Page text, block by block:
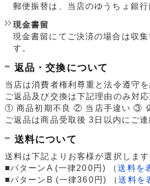
郵便振替は、当店のゆうちょ銀
現金書留
現金書留にてご決済の場合は収
す。
返品・交換について
当店は消費者権利尊重と法令遵守を
ご返品及び交換は下記理由のみ対応
① 商品初期不良 ② 当店手違い ③
ご返品は商品受取後 3日以内にご連
送料について
送料は下記よりお客様が選択します
■パターンA (一律200円)
（送料を
■パターンB (一律360円)
（送料を